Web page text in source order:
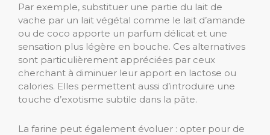
Par exemple, substituer une partie du lait de
vache par un lait végétal comme le lait d’amande
ou de coco apporte un parfum délicat et une
sensation plus légère en bouche. Ces alternatives
sont particulièrement appréciées par ceux
cherchant à diminuer leur apport en lactose ou
calories. Elles permettent aussi d’introduire une
touche d’exotisme subtile dans la pâte.
La farine peut également évoluer : opter pour de